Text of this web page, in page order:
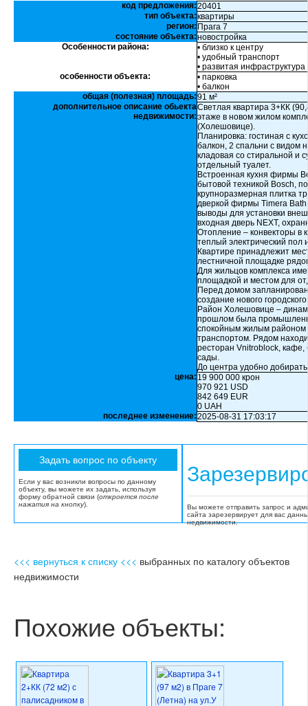
код предложения:20401
тип объекта:квартиры
регион: Прага 7
состояние объекта:новостройка
Особенности района:
• близко к центру
• удобный транспорт
• развитая инфраструктура
особенности объекта:
• парковка
• балкон
общая (полезная) площадь:91 м²
дополнительное описание обьекта
недвижимости:
Светлая квартира 3+КК
этаже в новом жилом
(Холешовице).
Планировка: гостиная с
балкон, 2 спальни с видом
кладовая со стиральной и
отдельный туалет.
Встроенная кухня фирмы
бытовой техникой Bosch,
крупноразмерная плитка
дверкой фирмы Timera Bath
выводы для установки
входная дверь NEXT,
Отопление – конвекторы в
теплый электрический пол
Квартире принадлежит
лестничной площадке
Для жильцов комплекса
площадкой и местом для
Перед домом
создание нового
Район Холешовице –
прошлом была
спокойным жилым районом
транспортом. Рядом
ресторан Vnitroblock,
сады.
До центра удобно
цена: 19 900 000 крон
970 921 USD
842 649 EUR
0 UAH
последнее изменение:2025-08-31 17:03:17
Если у вас возникли вопросы по данному
объекту, вы можете их задать, используя
форму обратной связи (откроется после
нажатия на кнопку).
Вы можете отправить запрос и
сайта зарезервирует для вас
недвижимости.
<<< вернуться к списку <<< выбранных по каталогу объектов
недвижимости
Похожие объекты: